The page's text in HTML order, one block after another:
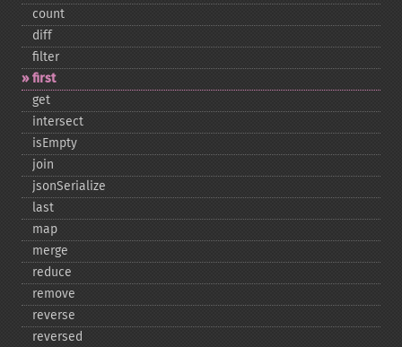
count
diff
filter
first
get
intersect
isEmpty
join
jsonSerialize
last
map
merge
reduce
remove
reverse
reversed